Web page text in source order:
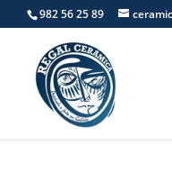
982 56 25 89